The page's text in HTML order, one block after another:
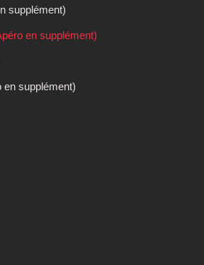
supplément)
en supplément)
en supplément)